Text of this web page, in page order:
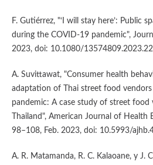
F. Gutiérrez, "‘I will stay here’: Public
during the COVID-19 pandemic",
2023, doi: 10.1080/
A. Suvittawat, "Consumer health
adaptation of Thai street food
pandemic: A case study of street food
Thailand", American Journal of Health
98–108, Feb. 2023, doi: 10.5993/
A. R. Matamanda, R. C. Kalaoane, y J.